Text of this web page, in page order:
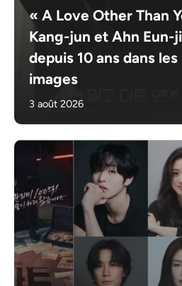
« A Love Other Than
Kang-jun et Ahn Eun-
depuis 10 ans dans
images
3 août 2026